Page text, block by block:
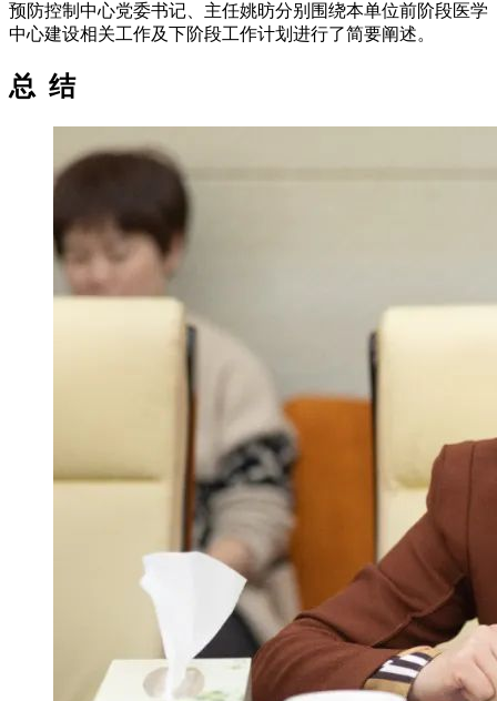
预防控制中心党委书记、主任姚昉分别围绕本单位前阶段医学
中心建设相关工作及下阶段工作计划进行了简要阐述。
总 结